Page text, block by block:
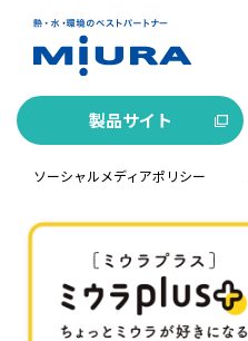
製品サイト
ソーシャルメディアポリシー